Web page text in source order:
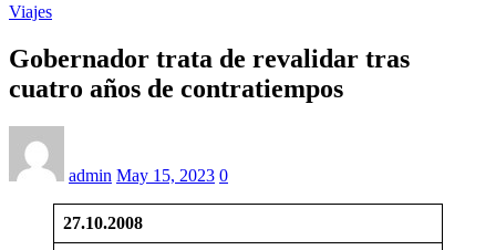
Viajes
Gobernador trata de revalidar tras
cuatro años de contratiempos
admin May 15, 2023 0
27.10.2008